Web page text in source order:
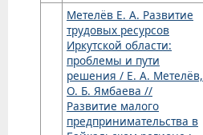
Метелёв Е. А. Развитие
трудовых ресурсов
Иркутской области:
проблемы и пути
решения / Е. А. Метелёв,
О. Б. Ямбаева //
Развитие малого
предпринимательства в